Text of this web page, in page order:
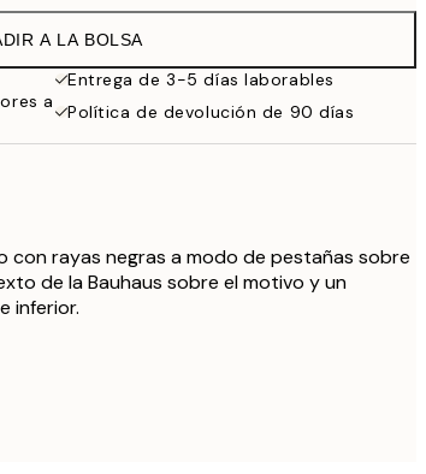
19,95 €
32,45 €
A LA BOLSA
Entrega de 3-5 días laborables
a
Política de devolución de 90 días
rayas negras a modo de pestañas sobre
de la Bauhaus sobre el motivo y un
inferior.